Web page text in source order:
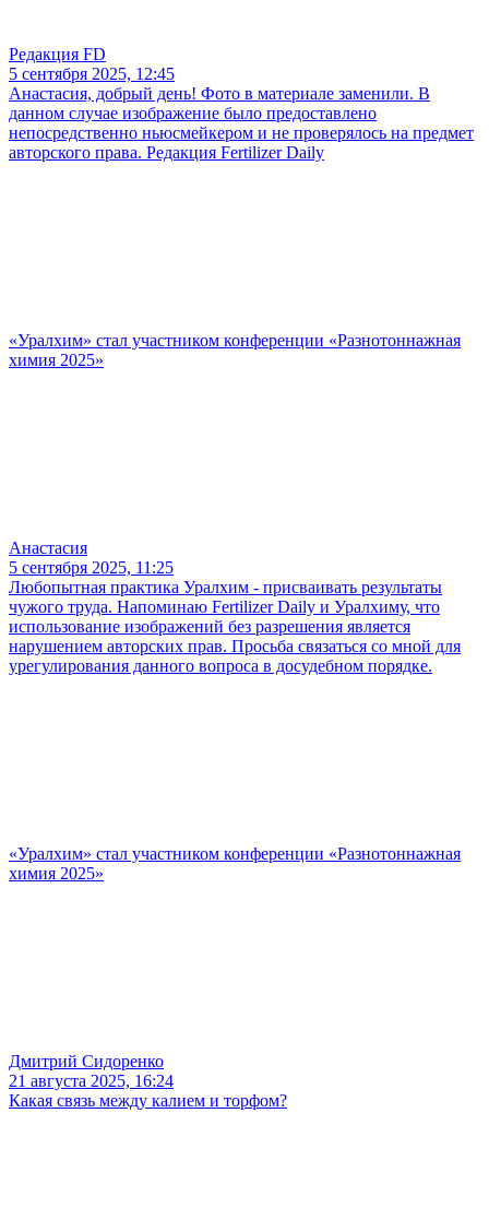
Редакция FD
5 сентября 2025, 12:45
Анастасия, добрый день! Фото в материале заменили. В
данном случае изображение было предоставлено
непосредственно ньюсмейкером и не проверялось на предмет
авторского права. Редакция Fertilizer Daily
«Уралхим» стал участником конференции «Разнотоннажная
химия 2025»
Анастасия
5 сентября 2025, 11:25
Любопытная практика Уралхим - присваивать результаты
чужого труда. Напоминаю Fertilizer Daily и Уралхиму, что
использование изображений без разрешения является
нарушением авторских прав. Просьба связаться со мной для
урегулирования данного вопроса в досудебном порядке.
«Уралхим» стал участником конференции «Разнотоннажная
химия 2025»
Дмитрий Сидоренко
21 августа 2025, 16:24
Какая связь между калием и торфом?